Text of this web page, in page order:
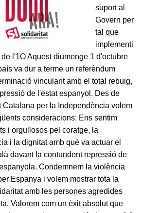
suport al
Govern per
tal que
implementi
l'1O Aquest diumenge 1 d'octubre
va dur a terme un referèndum
vinculant amb el total rebuig,
de l'estat espanyol. Des de
Catalana per la Independència volem
consideracions: Ens sentim
i orgullosos pel coratge, la
i la dignitat amb què va actuar el
davant la contundent repressió de
Condemnem la violència
Espanya i volem mostrar tota la
amb les persones agredides
Valorem com un èxit absolut que